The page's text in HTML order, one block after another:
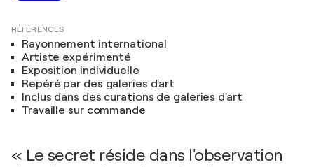
RÉFÉRENCES
Rayonnement international
Artiste expérimenté
Exposition individuelle
Repéré par des galeries d'art
Inclus dans des curations de galeries d'art
Travaille sur commande
« Le secret réside dans l'observation